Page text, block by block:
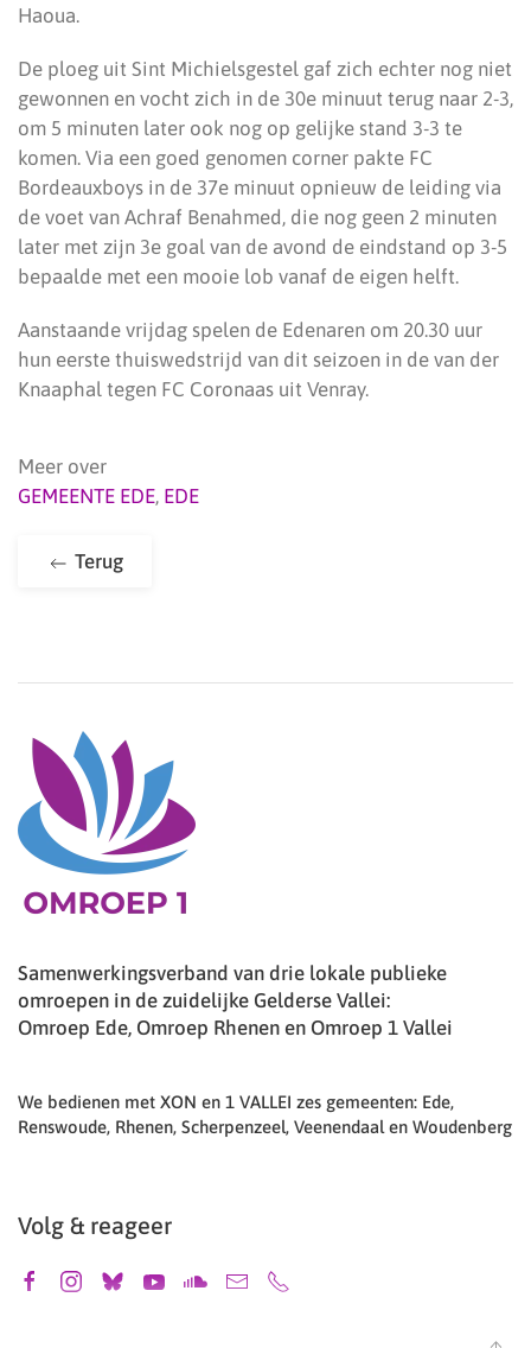
Haoua.
De ploeg uit Sint Michielsgestel gaf zich echter nog niet
gewonnen en vocht zich in de 30e minuut terug naar 2-3,
om 5 minuten later ook nog op gelijke stand 3-3 te
komen. Via een goed genomen corner pakte FC
Bordeauxboys in de 37e minuut opnieuw de leiding via
de voet van Achraf Benahmed, die nog geen 2 minuten
later met zijn 3e goal van de avond de eindstand op 3-5
bepaalde met een mooie lob vanaf de eigen helft.
Aanstaande vrijdag spelen de Edenaren om 20.30 uur
hun eerste thuiswedstrijd van dit seizoen in de van der
Knaaphal tegen FC Coronaas uit Venray.
Meer over
GEMEENTE EDE, EDE
Terug
Samenwerkingsverband van drie lokale publieke
omroepen in de zuidelijke Gelderse Vallei:
Omroep Ede, Omroep Rhenen en Omroep 1 Vallei
We bedienen met XON en 1 VALLEI zes gemeenten: Ede,
Renswoude, Rhenen, Scherpenzeel, Veenendaal en Woudenberg
Volg & reageer